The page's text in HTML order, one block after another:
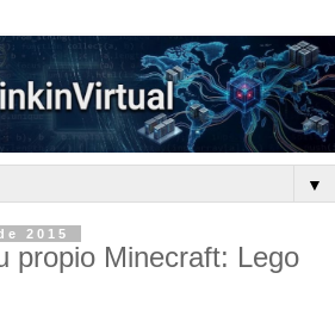
▼
2015
propio Minecraft: Lego